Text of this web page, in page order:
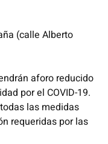
(calle Alberto
aforo reducido
por el COVID-19.
las medidas
requeridas por las